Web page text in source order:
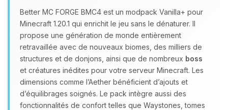
Better MC FORGE BMC4 est un modpack Vanilla+ pour
Minecraft 1.20.1 qui enrichit le jeu sans le dénaturer. Il
propose une génération de monde entièrement
retravaillée avec de nouveaux biomes, des milliers de
structures et de donjons, ainsi que de nombreux boss
et créatures inédites pour votre serveur Minecraft. Les
dimensions comme l’Aether bénéficient d’ajouts et
d’équilibrages soignés. Le pack intègre aussi des
fonctionnalités de confort telles que Waystones, tomes
petits circuits pour t’aider.
07/08/2026 à 14:49